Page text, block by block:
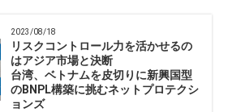
2023/08/18
リスクコントロール力を活かせるの
はアジア市場と決断
台湾、ベトナムを皮切りに新興国型
のBNPL構築に挑むネットプロテクシ
ョンズ